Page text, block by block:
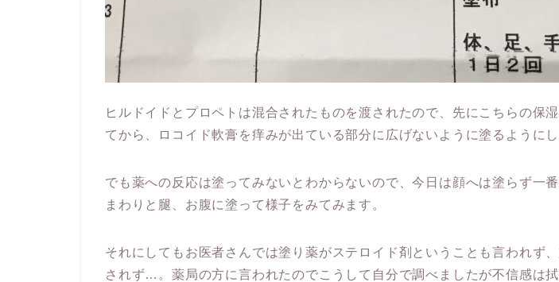
ヒルドイドとプロペトは混合されたものを渡されたので、先にこちらの保
てから、ロコイド軟膏を痒みが出ている部分に広げないように塗るようにし
でも薬への反応は塗ってみないとわからないので、今日は顔へは塗らず一
まわりと腿、お腹に塗って様子をみてみます。
それにしてもお医者さんでは塗り薬がステロイド剤ということも言われず
されず…。薬局の方に言われたのでこうして自分で調べましたが不信感は